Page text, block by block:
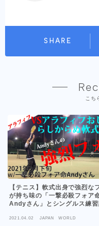
SHARE
こち
【テニス】軟式出身で強烈な
が持ち味の「一撃必殺フォア
Andyさん」とシングルス練習
2021.04.02 JAPAN WORLD